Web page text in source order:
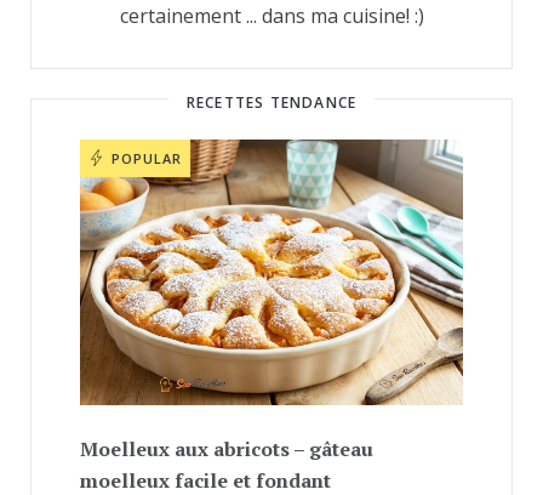
certainement ... dans ma cuisine! :)
RECETTES TENDANCE
POPULAR
Moelleux aux abricots – gâteau
moelleux facile et fondant